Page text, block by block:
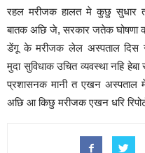
रहल मरीजक हालत मे कुछु सुधार
बातक अछि जे, सरकार जतेक
डेंगू के मरीजक लेल अस्पताल दिस सं
मुदा सुविधाक उचित व्यवस्था नहि
प्रशासनक मानी त एखन
अछि आ किछु मरीजक एखन धरि